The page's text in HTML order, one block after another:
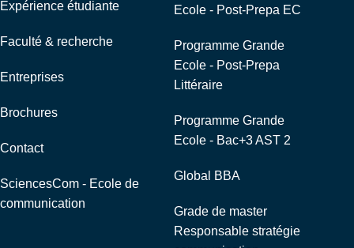
Expérience étudiante
Faculté & recherche
Entreprises
Brochures
Contact
SciencesCom - Ecole de
communication
Ecole - Post-Prepa EC
Programme Grande
Ecole - Post-Prepa
Littéraire
Programme Grande
Ecole - Bac+3 AST 2
Global BBA
Grade de master
Responsable stratégie